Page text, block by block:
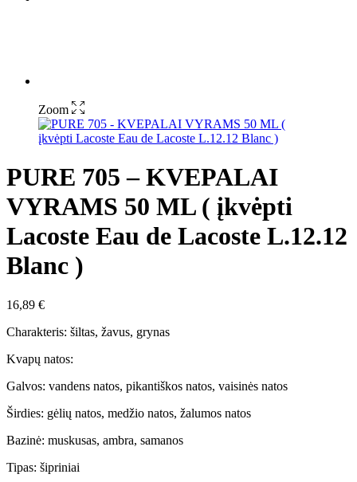
Zoom
PURE 705 – KVEPALAI
VYRAMS 50 ML ( įkvėpti
Lacoste Eau de Lacoste L.12.12
Blanc )
16,89 €
Charakteris: šiltas, žavus, grynas
Kvapų natos:
Galvos: vandens natos, pikantiškos natos, vaisinės natos
Širdies: gėlių natos, medžio natos, žalumos natos
Bazinė: muskusas, ambra, samanos
Tipas: šipriniai